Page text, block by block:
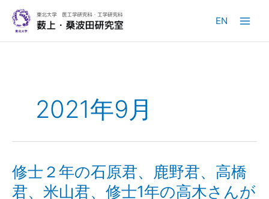
ス
EN
2021年9月
修士２年の石原君、鹿野君、高橋
君、米山君、修士1年の高木さんが